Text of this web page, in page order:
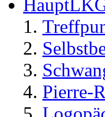
Pierre-